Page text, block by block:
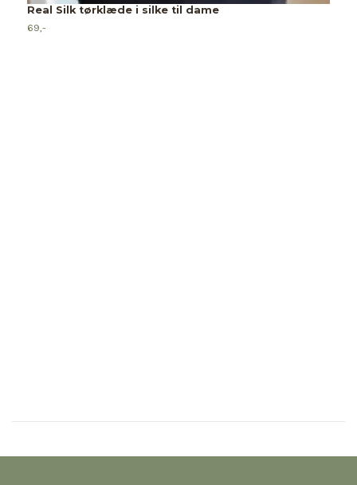
Real Silk tørklæde i silke til dame
69,-